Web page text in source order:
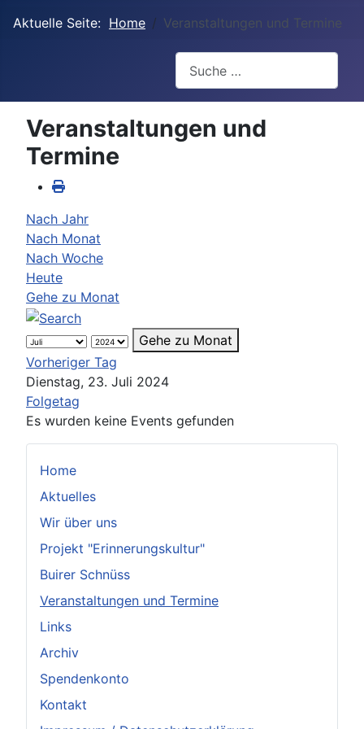
Aktuelle Seite: Home Veranstaltungen und Termine
Home
Aktuelles
Wir über uns
Projekt "Erinnerungskultur"
Buirer Schnüss
Veranstaltungen und Termine
Links
Archiv
Spendenkonto
Kontakt
Veranstaltungen und
Termine
Nach Jahr
Nach Monat
Nach Woche
Heute
Gehe zu Monat
Gehe zu Monat
Vorheriger Tag
Dienstag, 23. Juli 2024
Folgetag
Es wurden keine Events gefunden